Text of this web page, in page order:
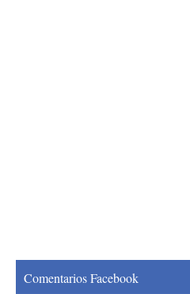
Comentarios Facebook